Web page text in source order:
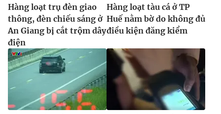
Hàng loạt trụ đèn giao
thông, đèn chiếu sáng ở
An Giang bị cắt trộm dây
điện
Hàng loạt tàu cá ở TP
Huế nằm bờ do không đủ
điều kiện đăng kiểm